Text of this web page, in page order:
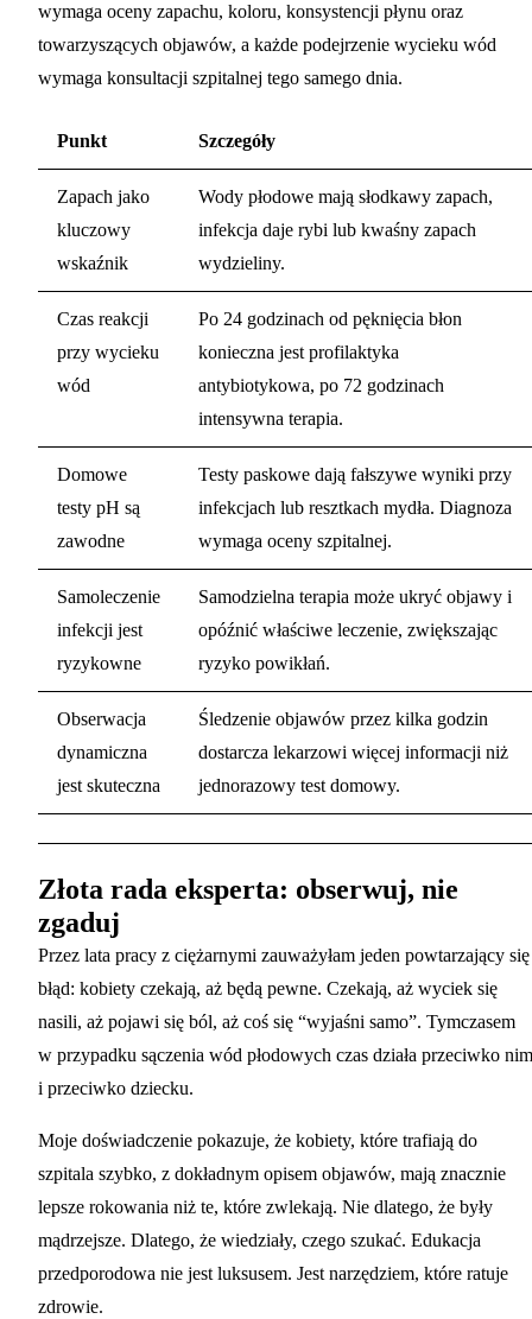
wymaga oceny zapachu, koloru, konsystencji płynu oraz
towarzyszących objawów, a każde podejrzenie wycieku wód
wymaga konsultacji szpitalnej tego samego dnia.
Punkt Szczegóły
Zapach jako
kluczowy
wskaźnik
Wody płodowe mają słodkawy zapach,
infekcja daje rybi lub kwaśny zapach
wydzieliny.
Czas reakcji
przy wycieku
wód
Po 24 godzinach od pęknięcia błon
konieczna jest profilaktyka
antybiotykowa, po 72 godzinach
intensywna terapia.
Domowe
testy pH są
zawodne
Testy paskowe dają fałszywe wyniki przy
infekcjach lub resztkach mydła. Diagnoza
wymaga oceny szpitalnej.
Samoleczenie
infekcji jest
ryzykowne
Samodzielna terapia może ukryć objawy i
opóźnić właściwe leczenie, zwiększając
ryzyko powikłań.
Obserwacja
dynamiczna
jest skuteczna
Śledzenie objawów przez kilka godzin
dostarcza lekarzowi więcej informacji niż
jednorazowy test domowy.
Złota rada eksperta: obserwuj, nie
zgaduj
Przez lata pracy z ciężarnymi zauważyłam jeden powtarzający się
błąd: kobiety czekają, aż będą pewne. Czekają, aż wyciek się
nasili, aż pojawi się ból, aż coś się “wyjaśni samo”. Tymczasem
w przypadku sączenia wód płodowych czas działa przeciwko nim
i przeciwko dziecku.
Moje doświadczenie pokazuje, że kobiety, które trafiają do
szpitala szybko, z dokładnym opisem objawów, mają znacznie
lepsze rokowania niż te, które zwlekają. Nie dlatego, że były
mądrzejsze. Dlatego, że wiedziały, czego szukać. Edukacja
przedporodowa nie jest luksusem. Jest narzędziem, które ratuje
zdrowie.